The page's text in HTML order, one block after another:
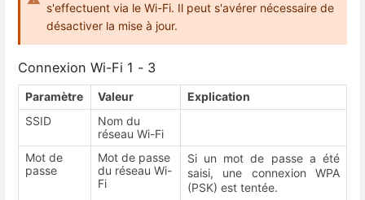
s'effectuent via le Wi-Fi. Il peut s'avérer nécessaire de
désactiver la mise à jour.
Connexion Wi-Fi 1 - 3
Paramètre Valeur
Explication
SSID
Nom du
réseau Wi-Fi
Mot de
passe
Mot de passe
du réseau Wi-
Fi
Si un mot de passe a été
saisi, une connexion WPA
(PSK) est tentée.